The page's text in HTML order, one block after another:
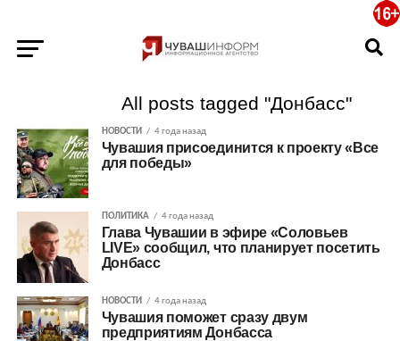
All posts tagged "Донбасс"
НОВОСТИ 4 года назад
Чувашия присоединится к проекту «Все
для победы»
ПОЛИТИКА 4 года назад
Глава Чувашии в эфире «Соловьев
LIVE» сообщил, что планирует посетить
Донбасс
НОВОСТИ 4 года назад
Чувашия поможет сразу двум
предприятиям Донбасса